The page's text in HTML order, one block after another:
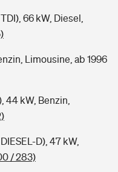
66 kW, Diesel,
Limousine, ab 1996
44 kW, Benzin,
D), 47 kW,
/ 283)